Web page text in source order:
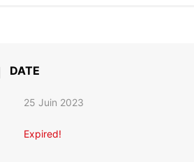
DATE
25 Juin 2023
Expired!